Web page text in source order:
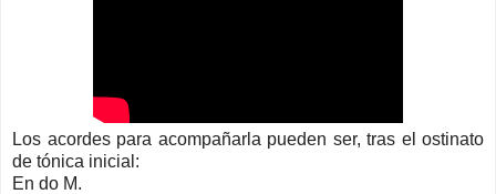
Los acordes para acompañarla pueden ser, tras el ostinato
de tónica inicial:
En do M.